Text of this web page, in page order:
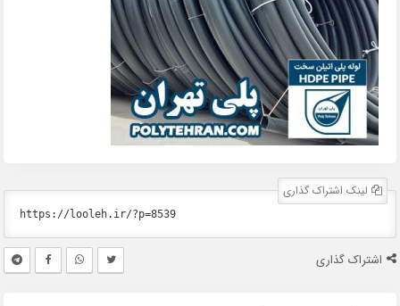
لینک اشتراک گذاری
اشتراک گذاری